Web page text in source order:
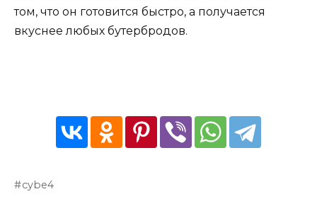
том, что он готовится быстро, а получается
вкуснее любых бутербродов.
cybe4